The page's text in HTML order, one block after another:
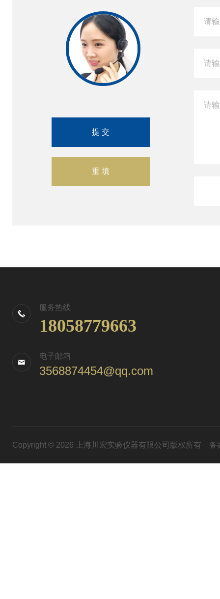
服务热线
18058779663
电子邮箱
3568874454@qq.com
Copyright © 2026 上海川宏实验仪器有限公司版权所有 备